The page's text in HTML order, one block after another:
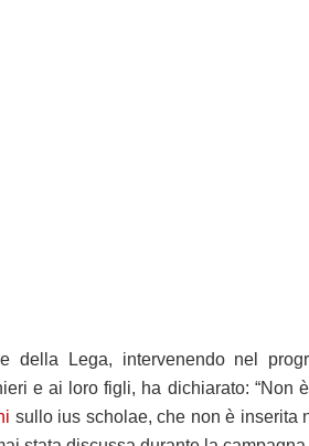
della Lega, intervenendo nel
e ai loro figli, ha dichiarato: “Non
sullo ius scholae, che non è inserita